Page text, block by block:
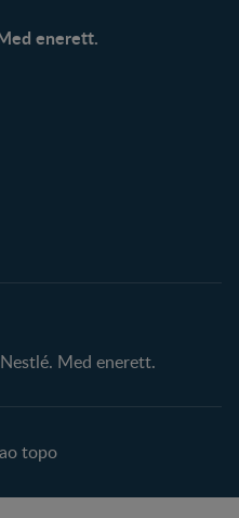
enerett.
Med enerett.
topo